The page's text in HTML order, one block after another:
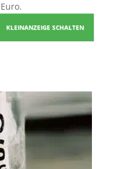
KLEINANZEIGE SCHALTEN